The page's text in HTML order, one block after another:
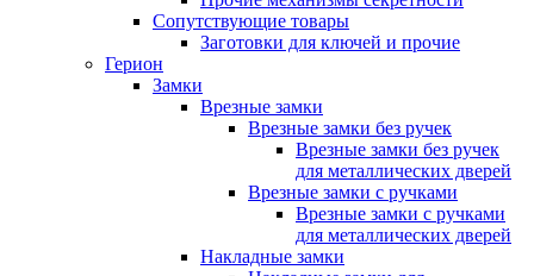
Сопутствующие товары
Заготовки для ключей и прочие
Герион
Замки
Врезные замки
Врезные замки без ручек
Врезные замки без ручек
для металлических дверей
Врезные замки с ручками
Врезные замки с ручками
для металлических дверей
Накладные замки